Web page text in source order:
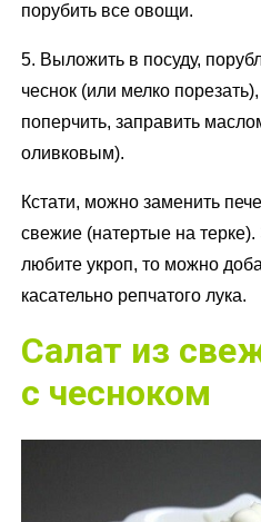
порубить все овощи.
5. Выложить в посуду,
чеснок (или мелко
поперчить, заправить
оливковым).
Кстати, можно заменить
свежие (натертые на терке).
любите укроп, то можно
касательно репчатого лука.
Салат из
с чесноком